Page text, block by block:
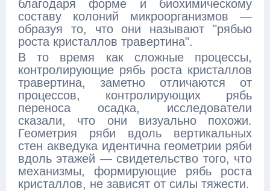
благодаря форме и биохимическому
составу колоний микроорганизмов —
образуя то, что они называют "рябью
роста кристаллов травертина".
В то время как сложные процессы,
контролирующие рябь роста кристаллов
травертина, заметно отличаются от
процессов, контролирующих рябь
переноса осадка, исследователи
сказали, что они визуально похожи.
Геометрия ряби вдоль вертикальных
стен акведука идентична геометрии ряби
вдоль этажей — свидетельство того, что
механизмы, формирующие рябь роста
кристаллов, не зависят от силы тяжести.